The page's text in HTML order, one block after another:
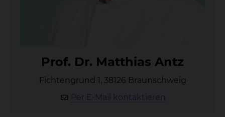
Prof. Dr. Mat­thi­as Antz
Fichtengrund 1, 38126 Braunschweig
Per E-Mail kontaktieren